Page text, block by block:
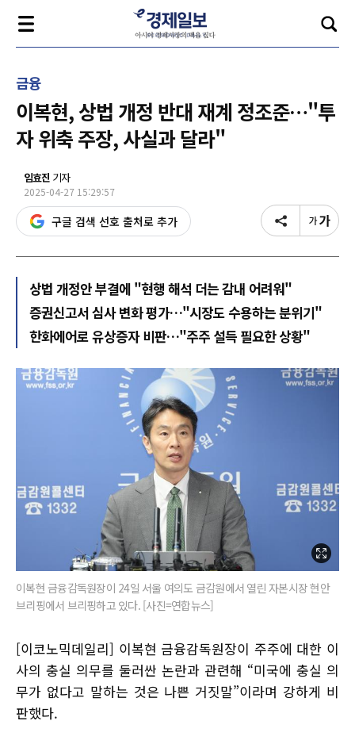
금융
이복현, 상법 개정 반대 재계 정조준…"투
자 위축 주장, 사실과 달라"
임효진 기자
2025-04-27 15:29:57
구글 검색 선호 출처로 추가
상법 개정안 부결에 "현행 해석 더는 감내 어려워"
증권신고서 심사 변화 평가…"시장도 수용하는 분위기"
한화에어로 유상증자 비판…"주주 설득 필요한 상황"
이복현 금융감독원장이 24일 서울 여의도 금감원에서 열린 자본시장 현안
브리핑에서 브리핑하고 있다. [사진=연합뉴스]
[이코노믹데일리] 이복현 금융감독원장이 주주에 대한 이
사의 충실 의무를 둘러싼 논란과 관련해 “미국에 충실 의
무가 없다고 말하는 것은 나쁜 거짓말”이라며 강하게 비
판했다.